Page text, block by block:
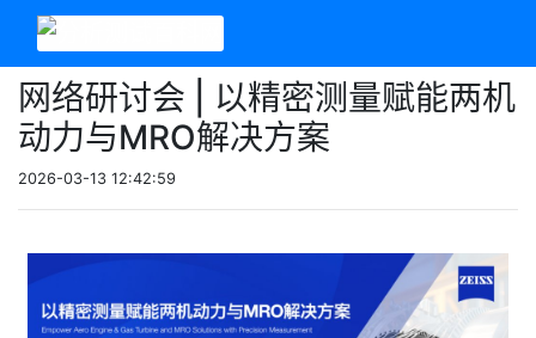
网络研讨会 | 以精密测量赋能两机
动力与MRO解决方案
2026-03-13 12:42:59